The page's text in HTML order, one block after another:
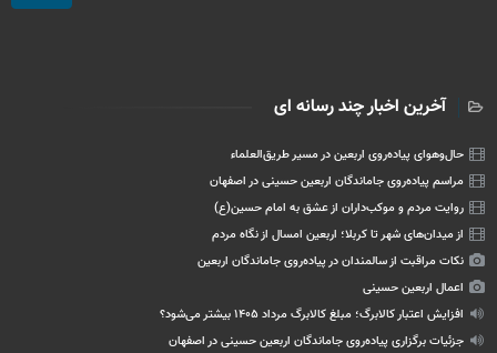
آخرین اخبار چند رسانه ای
حال‌وهوای پیاده‌روی اربعین در مسیر طریق‌العلماء
مراسم پیاده‌روی جاماندگان اربعین حسینی در اصفهان
روایت مردم و موکب‌داران از عشق به امام حسین(ع)
از میدان‌های شهر تا کربلا؛ اربعین امسال از نگاه مردم
نکات مراقبت از سالمندان در پیاده‌روی جاماندگان اربعین
اعمال اربعین حسینی
افزایش اعتبار کالابرگ؛ مبلغ کالابرگ مرداد ۱۴۰۵ بیشتر می‌شود؟
جزئیات برگزاری پیاده‌روی جاماندگان اربعین حسینی در اصفهان